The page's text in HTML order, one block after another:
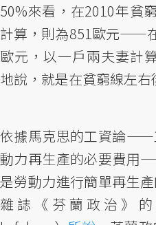
50%來看，在2010年貧
計算，則為851歐元——
歐元，以一戶兩夫妻計
地說，就是在貧窮線左右
依據馬克思的工資論——
動力再生產的必要費用
是勞動力進行簡單再生
雜誌《芬蘭政治》